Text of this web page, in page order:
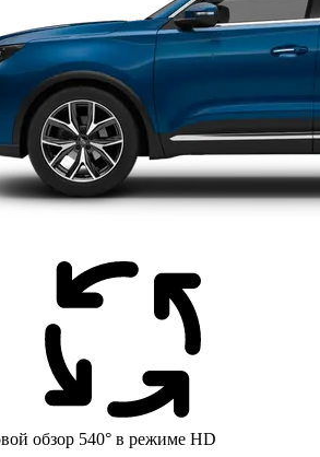
обзор 540° в режиме HD